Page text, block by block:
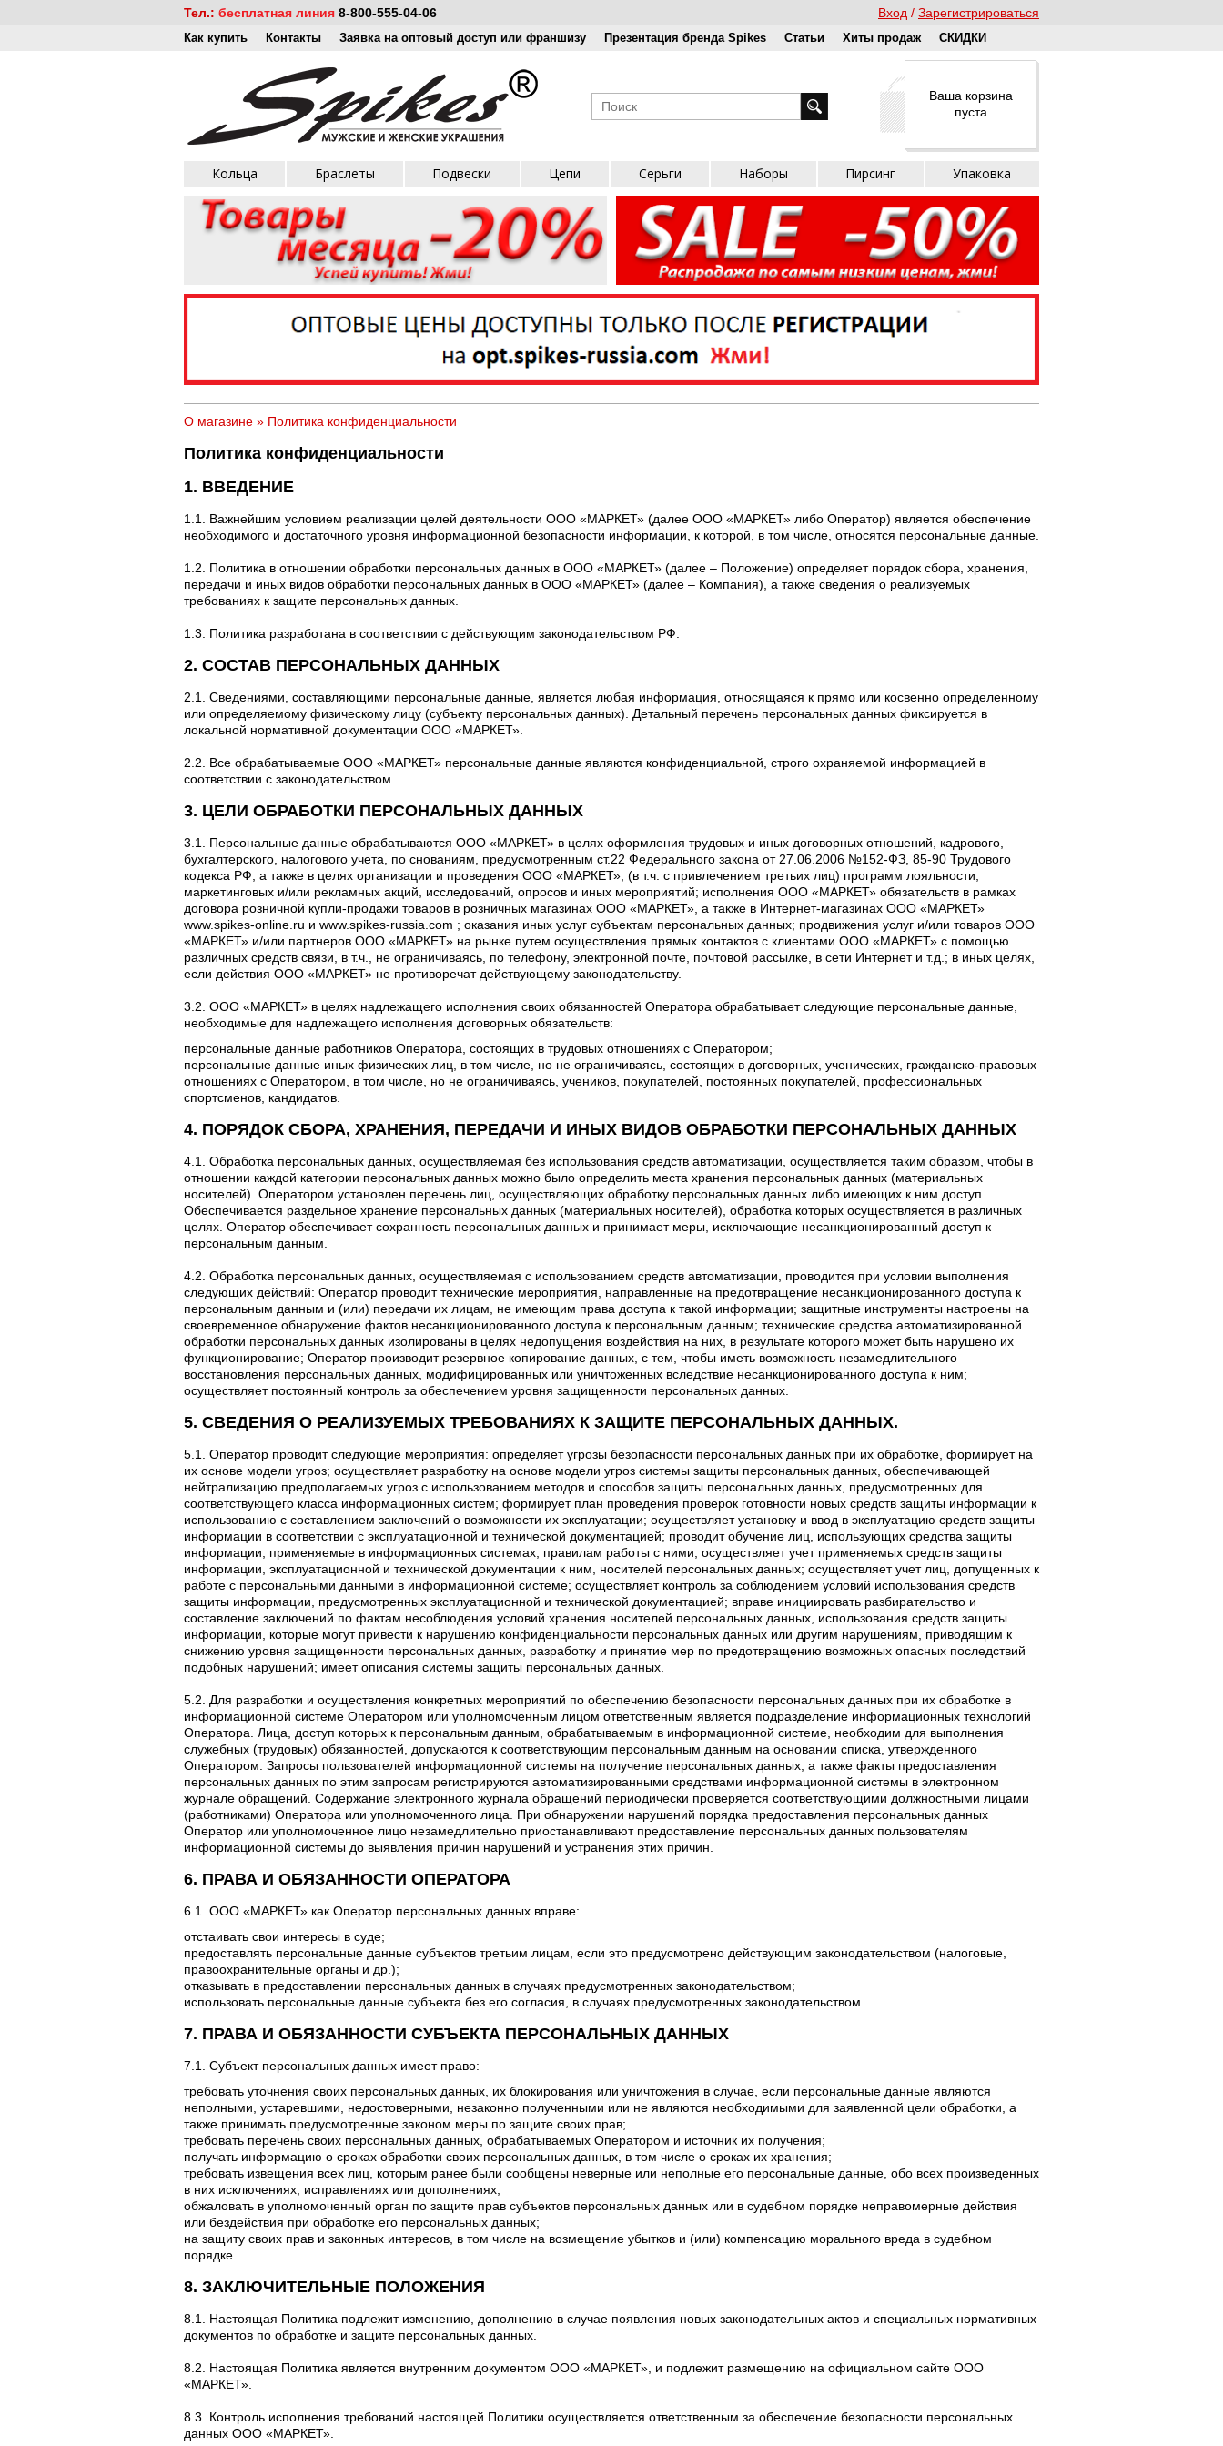
Тел.: бесплатная линия 8-800-555-04-06 Вход Зарегистрироваться
Как купить Контакты Заявка на оптовый доступ или франшизу Презентация бренда Spikes Статьи Хиты продаж СКИДКИ
Ваша корзина
пуста
Кольца Браслеты Подвески Цепи Серьги Наборы Пирсинг Упаковка
О магазине » Политика конфиденциальности
Политика конфиденциальности
1. ВВЕДЕНИЕ
1.1. Важнейшим условием реализации целей деятельности ООО «МАРКЕТ» (далее ООО «МАРКЕТ» либо Оператор) является обеспечение
необходимого и достаточного уровня информационной безопасности информации, к которой, в том числе, относятся персональные данные.
1.2. Политика в отношении обработки персональных данных в ООО «МАРКЕТ» (далее – Положение) определяет порядок сбора, хранения,
передачи и иных видов обработки персональных данных в ООО «МАРКЕТ» (далее – Компания), а также сведения о реализуемых
требованиях к защите персональных данных.
1.3. Политика разработана в соответствии с действующим законодательством РФ.
2. СОСТАВ ПЕРСОНАЛЬНЫХ ДАННЫХ
2.1. Сведениями, составляющими персональные данные, является любая информация, относящаяся к прямо или косвенно определенному
или определяемому физическому лицу (субъекту персональных данных). Детальный перечень персональных данных фиксируется в
локальной нормативной документации ООО «МАРКЕТ».
2.2. Все обрабатываемые ООО «МАРКЕТ» персональные данные являются конфиденциальной, строго охраняемой информацией в
соответствии с законодательством.
3. ЦЕЛИ ОБРАБОТКИ ПЕРСОНАЛЬНЫХ ДАННЫХ
3.1. Персональные данные обрабатываются ООО «МАРКЕТ» в целях оформления трудовых и иных договорных отношений, кадрового,
бухгалтерского, налогового учета, по снованиям, предусмотренным ст.22 Федерального закона от 27.06.2006 №152-ФЗ, 85-90 Трудового
кодекса РФ, а также в целях организации и проведения ООО «МАРКЕТ», (в т.ч. с привлечением третьих лиц) программ лояльности,
маркетинговых и/или рекламных акций, исследований, опросов и иных мероприятий; исполнения ООО «МАРКЕТ» обязательств в рамках
договора розничной купли-продажи товаров в розничных магазинах ООО «МАРКЕТ», а также в Интернет-магазинах ООО «МАРКЕТ»
www.spikes-online.ru и www.spikes-russia.com ; оказания иных услуг субъектам персональных данных; продвижения услуг и/или товаров ООО
«МАРКЕТ» и/или партнеров ООО «МАРКЕТ» на рынке путем осуществления прямых контактов с клиентами ООО «МАРКЕТ» с помощью
различных средств связи, в т.ч., не ограничиваясь, по телефону, электронной почте, почтовой рассылке, в сети Интернет и т.д.; в иных целях,
если действия ООО «МАРКЕТ» не противоречат действующему законодательству.
3.2. ООО «МАРКЕТ» в целях надлежащего исполнения своих обязанностей Оператора обрабатывает следующие персональные данные,
необходимые для надлежащего исполнения договорных обязательств:
персональные данные работников Оператора, состоящих в трудовых отношениях с Оператором;
персональные данные иных физических лиц, в том числе, но не ограничиваясь, состоящих в договорных, ученических, гражданско-правовых
отношениях с Оператором, в том числе, но не ограничиваясь, учеников, покупателей, постоянных покупателей, профессиональных
спортсменов, кандидатов.
4. ПОРЯДОК СБОРА, ХРАНЕНИЯ, ПЕРЕДАЧИ И ИНЫХ ВИДОВ ОБРАБОТКИ ПЕРСОНАЛЬНЫХ ДАННЫХ
4.1. Обработка персональных данных, осуществляемая без использования средств автоматизации, осуществляется таким образом, чтобы в
отношении каждой категории персональных данных можно было определить места хранения персональных данных (материальных
носителей). Оператором установлен перечень лиц, осуществляющих обработку персональных данных либо имеющих к ним доступ.
Обеспечивается раздельное хранение персональных данных (материальных носителей), обработка которых осуществляется в различных
целях. Оператор обеспечивает сохранность персональных данных и принимает меры, исключающие несанкционированный доступ к
персональным данным.
4.2. Обработка персональных данных, осуществляемая с использованием средств автоматизации, проводится при условии выполнения
следующих действий: Оператор проводит технические мероприятия, направленные на предотвращение несанкционированного доступа к
персональным данным и (или) передачи их лицам, не имеющим права доступа к такой информации; защитные инструменты настроены на
своевременное обнаружение фактов несанкционированного доступа к персональным данным; технические средства автоматизированной
обработки персональных данных изолированы в целях недопущения воздействия на них, в результате которого может быть нарушено их
функционирование; Оператор производит резервное копирование данных, с тем, чтобы иметь возможность незамедлительного
восстановления персональных данных, модифицированных или уничтоженных вследствие несанкционированного доступа к ним;
осуществляет постоянный контроль за обеспечением уровня защищенности персональных данных.
5. СВЕДЕНИЯ О РЕАЛИЗУЕМЫХ ТРЕБОВАНИЯХ К ЗАЩИТЕ ПЕРСОНАЛЬНЫХ ДАННЫХ.
5.1. Оператор проводит следующие мероприятия: определяет угрозы безопасности персональных данных при их обработке, формирует на
их основе модели угроз; осуществляет разработку на основе модели угроз системы защиты персональных данных, обеспечивающей
нейтрализацию предполагаемых угроз с использованием методов и способов защиты персональных данных, предусмотренных для
соответствующего класса информационных систем; формирует план проведения проверок готовности новых средств защиты информации к
использованию с составлением заключений о возможности их эксплуатации; осуществляет установку и ввод в эксплуатацию средств защиты
информации в соответствии с эксплуатационной и технической документацией; проводит обучение лиц, использующих средства защиты
информации, применяемые в информационных системах, правилам работы с ними; осуществляет учет применяемых средств защиты
информации, эксплуатационной и технической документации к ним, носителей персональных данных; осуществляет учет лиц, допущенных к
работе с персональными данными в информационной системе; осуществляет контроль за соблюдением условий использования средств
защиты информации, предусмотренных эксплуатационной и технической документацией; вправе инициировать разбирательство и
составление заключений по фактам несоблюдения условий хранения носителей персональных данных, использования средств защиты
информации, которые могут привести к нарушению конфиденциальности персональных данных или другим нарушениям, приводящим к
снижению уровня защищенности персональных данных, разработку и принятие мер по предотвращению возможных опасных последствий
подобных нарушений; имеет описания системы защиты персональных данных.
5.2. Для разработки и осуществления конкретных мероприятий по обеспечению безопасности персональных данных при их обработке в
информационной системе Оператором или уполномоченным лицом ответственным является подразделение информационных технологий
Оператора. Лица, доступ которых к персональным данным, обрабатываемым в информационной системе, необходим для выполнения
служебных (трудовых) обязанностей, допускаются к соответствующим персональным данным на основании списка, утвержденного
Оператором. Запросы пользователей информационной системы на получение персональных данных, а также факты предоставления
персональных данных по этим запросам регистрируются автоматизированными средствами информационной системы в электронном
журнале обращений. Содержание электронного журнала обращений периодически проверяется соответствующими должностными лицами
(работниками) Оператора или уполномоченного лица. При обнаружении нарушений порядка предоставления персональных данных
Оператор или уполномоченное лицо незамедлительно приостанавливают предоставление персональных данных пользователям
информационной системы до выявления причин нарушений и устранения этих причин.
6. ПРАВА И ОБЯЗАННОСТИ ОПЕРАТОРА
6.1. ООО «МАРКЕТ» как Оператор персональных данных вправе:
отстаивать свои интересы в суде;
предоставлять персональные данные субъектов третьим лицам, если это предусмотрено действующим законодательством (налоговые,
правоохранительные органы и др.);
отказывать в предоставлении персональных данных в случаях предусмотренных законодательством;
использовать персональные данные субъекта без его согласия, в случаях предусмотренных законодательством.
7. ПРАВА И ОБЯЗАННОСТИ СУБЪЕКТА ПЕРСОНАЛЬНЫХ ДАННЫХ
7.1. Субъект персональных данных имеет право:
требовать уточнения своих персональных данных, их блокирования или уничтожения в случае, если персональные данные являются
неполными, устаревшими, недостоверными, незаконно полученными или не являются необходимыми для заявленной цели обработки, а
также принимать предусмотренные законом меры по защите своих прав;
требовать перечень своих персональных данных, обрабатываемых Оператором и источник их получения;
получать информацию о сроках обработки своих персональных данных, в том числе о сроках их хранения;
требовать извещения всех лиц, которым ранее были сообщены неверные или неполные его персональные данные, обо всех произведенных
в них исключениях, исправлениях или дополнениях;
обжаловать в уполномоченный орган по защите прав субъектов персональных данных или в судебном порядке неправомерные действия
или бездействия при обработке его персональных данных;
на защиту своих прав и законных интересов, в том числе на возмещение убытков и (или) компенсацию морального вреда в судебном
порядке.
8. ЗАКЛЮЧИТЕЛЬНЫЕ ПОЛОЖЕНИЯ
8.1. Настоящая Политика подлежит изменению, дополнению в случае появления новых законодательных актов и специальных нормативных
документов по обработке и защите персональных данных.
8.2. Настоящая Политика является внутренним документом ООО «МАРКЕТ», и подлежит размещению на официальном сайте ООО
«МАРКЕТ».
8.3. Контроль исполнения требований настоящей Политики осуществляется ответственным за обеспечение безопасности персональных
данных ООО «МАРКЕТ».